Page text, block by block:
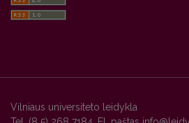
Vilniaus universiteto leidykla